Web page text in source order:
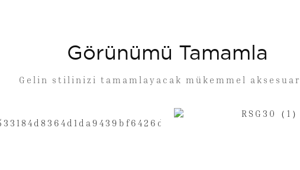
Görünümü Tamamla
Gelin stilinizi tamamlayacak mükemmel